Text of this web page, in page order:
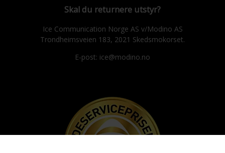
Skal du returnere utstyr?
Ice Communication Norge AS v/Modino AS
Trondheimsveien 183, 2021 Skedsmokorset.
E-post: ice@modino.no